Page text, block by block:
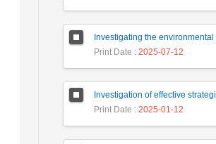
Print Date : 2025-07-12
Print Date : 2025-01-12